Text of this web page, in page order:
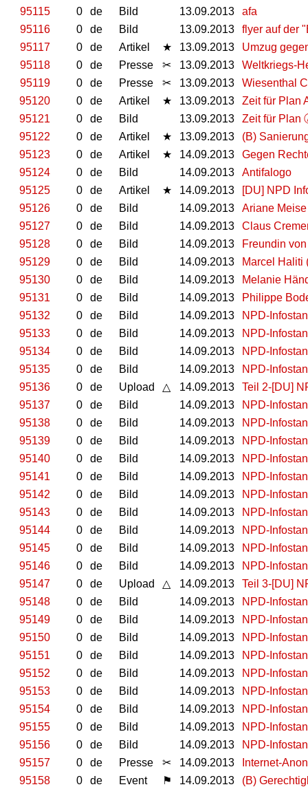
95115 0 de Bild 13.09.2013
afa
95116
0 de Bild 13.09.2013
flyer auf der
95117
0 de Artikel ★ 13.09.2013
Umzug
95118
0 de Presse ✂ 13.09.2013
Weltkriegs-
95119
0 de Presse ✂ 13.09.2013
Wiesenthal
95120
0 de Artikel ★ 13.09.2013
Zeit für Plan
95121
0 de Bild 13.09.2013
Zeit für Plan
95122
0 de Artikel ★ 13.09.2013
(B)
95123
0 de Artikel ★ 14.09.2013
Gegen
95124
0 de Bild 14.09.2013
Antifalogo
95125
0 de Artikel ★ 14.09.2013
[DU] NPD
95126
0 de Bild 14.09.2013
Ariane Meise
95127
0 de Bild 14.09.2013
Claus
95128
0 de Bild 14.09.2013
Freundin
95129
0 de Bild 14.09.2013
Marcel Haliti
95130
0 de Bild 14.09.2013
Melanie
95131
0 de Bild 14.09.2013
Philippe
95132
0 de Bild 14.09.2013
NPD-
95133
0 de Bild 14.09.2013
NPD-
95134
0 de Bild 14.09.2013
NPD-
95135
0 de Bild 14.09.2013
NPD-
95136
0 de Upload △ 14.09.2013
Teil 2-[DU]
95137
0 de Bild 14.09.2013
NPD-
95138
0 de Bild 14.09.2013
NPD-
95139
0 de Bild 14.09.2013
NPD-
95140
0 de Bild 14.09.2013
NPD-
95141
0 de Bild 14.09.2013
NPD-
95142
0 de Bild 14.09.2013
NPD-
95143
0 de Bild 14.09.2013
NPD-
95144
0 de Bild 14.09.2013
NPD-
95145
0 de Bild 14.09.2013
NPD-
95146
0 de Bild 14.09.2013
NPD-
95147
0 de Upload △ 14.09.2013
Teil 3-[DU]
95148
0 de Bild 14.09.2013
NPD-
95149
0 de Bild 14.09.2013
NPD-
95150
0 de Bild 14.09.2013
NPD-
95151
0 de Bild 14.09.2013
NPD-
95152
0 de Bild 14.09.2013
NPD-
95153
0 de Bild 14.09.2013
NPD-
95154
0 de Bild 14.09.2013
NPD-
95155
0 de Bild 14.09.2013
NPD-
95156
0 de Bild 14.09.2013
NPD-
95157
0 de Presse ✂ 14.09.2013
Internet-
95158
0 de Event ⚑ 14.09.2013
(B)